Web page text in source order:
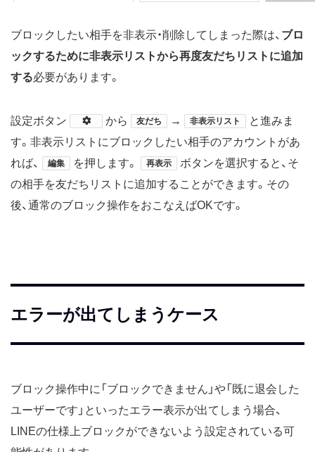
ブロックしたい相手を非表示・削除してしまった際は、 ブロ
ックするために非表示リストから再度友だちリストに追加
する必要があります。
設定ボタン ​から 友だち → 非表示リスト
と進みま
す。非表示リストにブロックしたい相手のアカウントがあ
れば、
編集 を押します。 再表示
ボタンを選択すると、そ
の相手を友だちリストに追加することができます。その
後、通常のブロック操作をおこなえばOKです。
エラーが出てしまうケース
ブロック操作中に「ブロックできません」や「既に退会した
ユーザーです」といったエラー表示が出てしまう場合、
LINEの仕様上ブロックができないよう設定されている可